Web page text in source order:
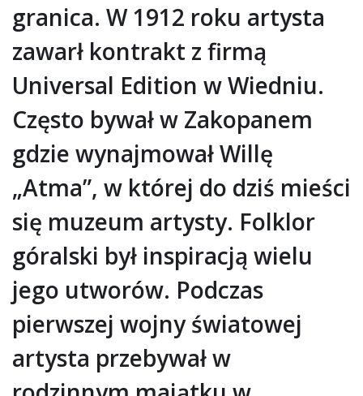
granica. W 1912 roku artysta
zawarł kontrakt z firmą
Universal Edition w Wiedniu.
Często bywał w Zakopanem
gdzie wynajmował Willę
„Atma”, w której do dziś mieści
się muzeum artysty. Folklor
góralski był inspiracją wielu
jego utworów. Podczas
pierwszej wojny światowej
artysta przebywał w